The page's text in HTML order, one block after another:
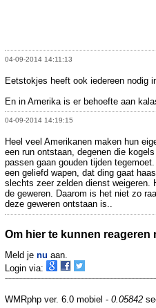
04-09-2014 14:11:13
Eetstokjes heeft ook iedereen nodig
En in Amerika is er behoefte aan
04-09-2014 14:19:15
Heel veel Amerikanen maken hun
een run ontstaan, degenen die
passen gaan gouden tijden
een geliefd wapen, dat ding gaat
slechts zeer zelden dienst weigeren.
de geweren. Daarom is het niet zo
deze geweren ontstaan is..
Om hier te kunnen reageren
Meld je nu aan.
Login via:
WMRphp ver. 6.0 mobiel - 0.05842